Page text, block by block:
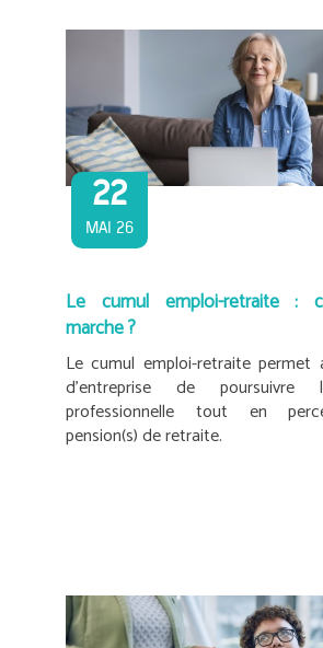
22
MAI 26
Le cumul emploi-retraite :
marche ?
Le cumul emploi-retraite permet
d’entreprise de poursuivre
professionnelle tout en
pension(s) de retraite.